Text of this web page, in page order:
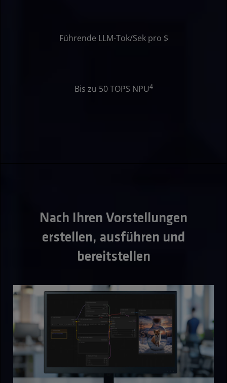
Führende LLM-Tok/Sek pro $
Bis zu 50 TOPS NPU4
Nach Ihren Vorstellungen
erstellen, ausführen und
bereitstellen